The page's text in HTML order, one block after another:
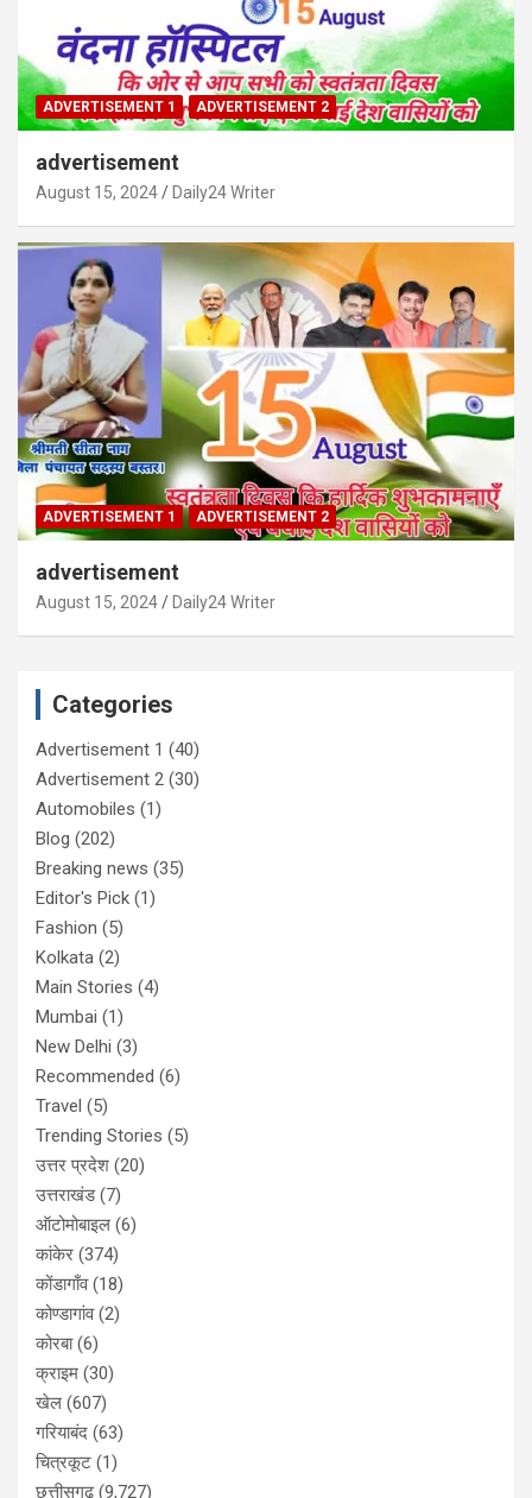
ADVERTISEMENT 1 ADVERTISEMENT 2
advertisement
August 15, 2024 Daily24 Writer
ADVERTISEMENT 1 ADVERTISEMENT 2
advertisement
August 15, 2024 Daily24 Writer
Categories
Advertisement 1 (40)
Advertisement 2 (30)
Automobiles (1)
Blog (202)
Breaking news (35)
Editor's Pick (1)
Fashion (5)
Kolkata (2)
Main Stories (4)
Mumbai (1)
New Delhi (3)
Recommended (6)
Travel (5)
Trending Stories (5)
उत्तर प्रदेश (20)
उत्तराखंड(7)
ऑटोमोबाइल (6)
कांकेर (374)
कोंडागाँव(18)
कोण्डागांव(2)
कोरबा(6)
क्राइम (30)
खेल (607)
गरियाबंद (63)
चित्रकूट (1)
छत्तीसगढ़(9,727)